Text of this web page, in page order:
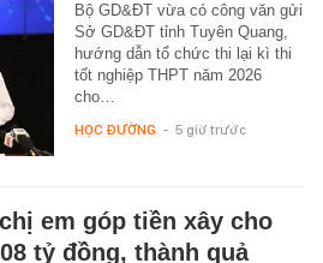
Bộ GD&ĐT vừa có công văn gửi
Sở GD&ĐT tỉnh Tuyên Quang,
hướng dẫn tổ chức thi lại kì thi
tốt nghiệp THPT năm 2026
cho…
HỌC ĐƯỜNG - 5 giờ trước
em góp tiền xây cho
tỷ đồng, thành quả